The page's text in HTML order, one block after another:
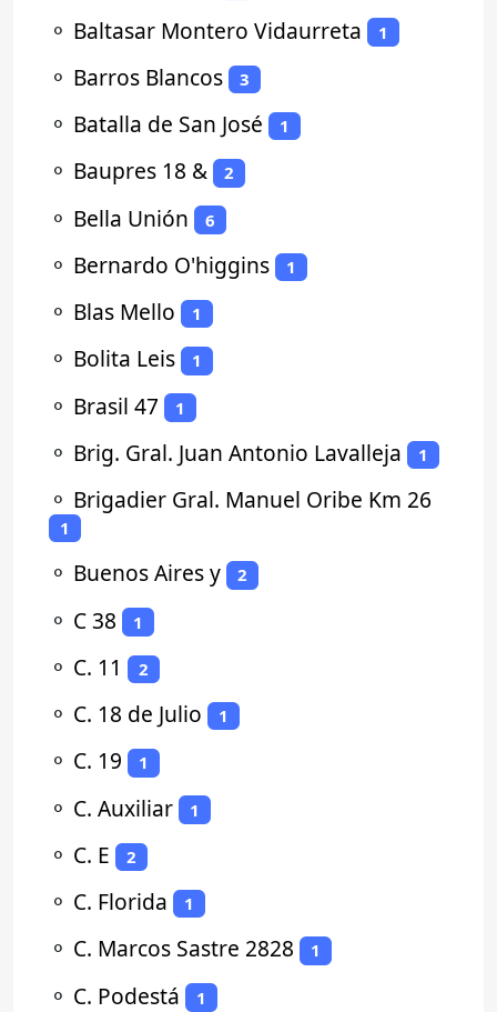
⚬ Baltasar Montero Vidaurreta 1
⚬ Barros Blancos 3
⚬ Batalla de San José 1
⚬ Baupres 18 & 2
⚬ Bella Unión 6
⚬ Bernardo O'higgins 1
⚬ Blas Mello 1
⚬ Bolita Leis 1
⚬ Brasil 47 1
⚬ Brig. Gral. Juan Antonio Lavalleja 1
⚬ Brigadier Gral. Manuel Oribe Km 26
1
⚬ Buenos Aires y 2
⚬ C 38 1
⚬ C. 11 2
⚬ C. 18 de Julio 1
⚬ C. 19 1
⚬ C. Auxiliar 1
⚬ C. E 2
⚬ C. Florida 1
⚬ C. Marcos Sastre 2828 1
⚬ C. Podestá 1